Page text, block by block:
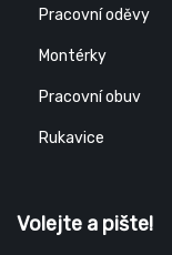
Pracovní oděvy
Montérky
Pracovní obuv
Rukavice
Volejte a pište!